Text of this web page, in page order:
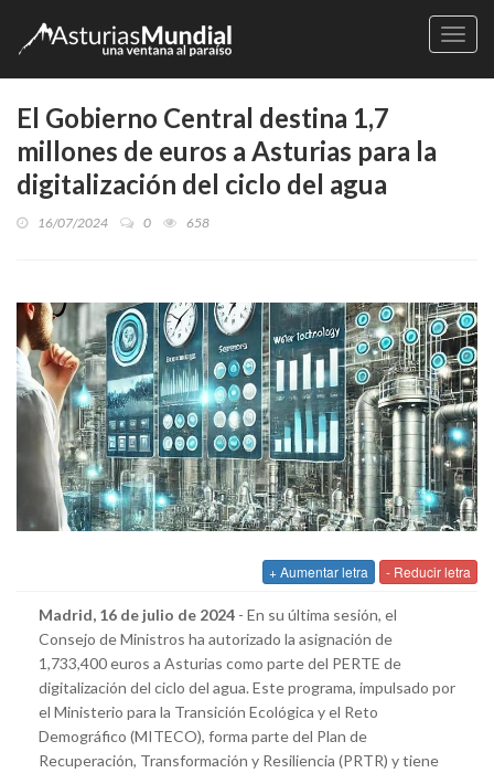
El Gobierno Central destina 1,7
millones de euros a Asturias para la
digitalización del ciclo del agua
16/07/2024 0 658
+ Aumentar letra - Reducir letra
Madrid, 16 de julio de 2024 - En su última sesión, el
Consejo de Ministros ha autorizado la asignación de
1,733,400 euros a Asturias como parte del PERTE de
digitalización del ciclo del agua. Este programa, impulsado por
el Ministerio para la Transición Ecológica y el Reto
Demográfico (MITECO), forma parte del Plan de
Recuperación, Transformación y Resiliencia (PRTR) y tiene